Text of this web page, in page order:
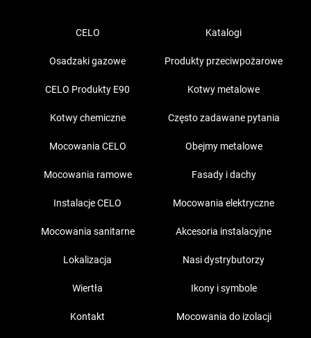
CELO Katalogi
Osadzaki gazowe Produkty przeciwpożarowe
CELO Produkty E90 Kotwy metalowe
Kotwy chemiczne Często zadawane pytania
Mocowania CELO Obejmy metalowe
Mocowania ramowe Fasady i dachy
Instalacje CELO Mocowania elektryczne
Mocowania sanitarne Akcesoria instalacyjne
Lokalizacja Nasi dystrybutorzy
Wiertła Ikony i symbole
Kontakt Mocowania do izolacji